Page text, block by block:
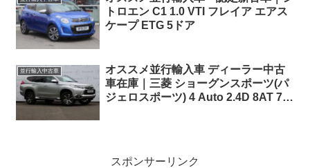
トロエン C1 1.0 VTI フレイア エアス
ケープ ETG 5ドア
並行輸入中古車
オススメ並行輸入車 ディーラー中古
車在庫｜三菱 ショーグンスポーツ(パ
ジェロスポーツ) 4 Auto 2.4D 8AT 7人
スポンサーリンク